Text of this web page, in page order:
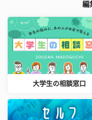
編
大学生の相談窓口